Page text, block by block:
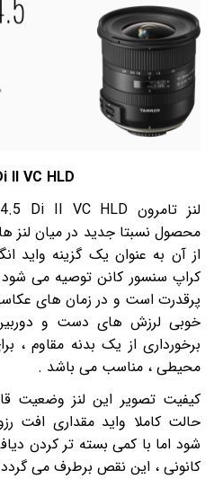
II VC HLD
لنز تامرون 4.5 Di II VC HLD
محصول نسبتا جدید در میان لنز
از آن به عنوان یک گزینه واید
کراپ سنسور کانن توصیه می شود.
پرقدرت است و در زمان های
خوبی لرزش های دست و
برخورداری از یک بدنه مقاوم ،
محیطی ، مناسب می باشد .
کیفیت تصویر این لنز وضعیت
حالت کاملا واید مقداری افت
شود اما با کمی بسته تر کردن
کانونی ، این نقص برطرف می